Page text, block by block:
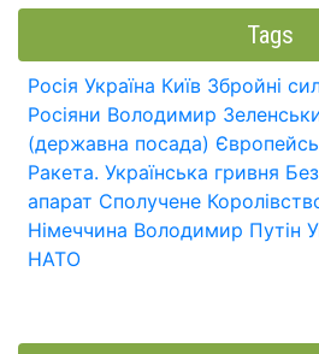
Tags
Росія Україна Київ Збройні
Росіяни Володимир
(державна посада)
Ракета. Українська гривня
апарат Сполучене
Німеччина Володимир Путін
НАТО